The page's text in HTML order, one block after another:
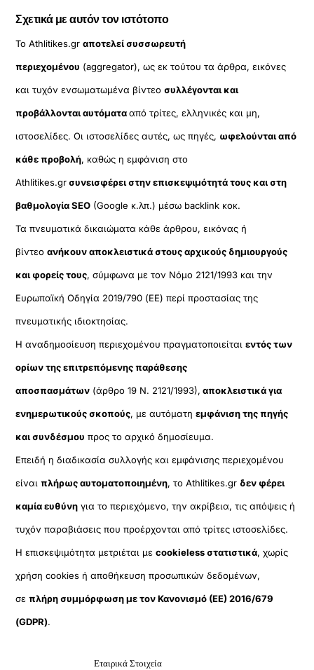
Σχετικά με αυτόν τον ιστότοπο
Το Athlitikes.grαποτελεί συσσωρευτή
περιεχομένου (aggregator), ως εκ τούτου τα άρθρα, εικόνες
και τυχόν ενσωματωμένα βίντεοσυλλέγονται και
προβάλλονται αυτόματααπό τρίτες, ελληνικές και μη,
ιστοσελίδες. Οι ιστοσελίδες αυτές, ως πηγές, ωφελούνται από
κάθε προβολή, καθώς η εμφάνιση στο
Athlitikes.grσυνεισφέρει στην επισκεψιμότητά τους και στη
βαθμολογία SEO (Google κ.λπ.) μέσω backlink κοκ.
Τα πνευματικά δικαιώματα κάθε άρθρου, εικόνας ή
βίντεοανήκουν αποκλειστικά στους αρχικούς δημιουργούς
και φορείς τους, σύμφωνα με τον Νόμο 2121/1993 και την
Ευρωπαϊκή Οδηγία 2019/790 (ΕΕ) περί προστασίας της
πνευματικής ιδιοκτησίας.
Η αναδημοσίευση περιεχομένου πραγματοποιείταιεντός των
ορίων της επιτρεπόμενης παράθεσης
αποσπασμάτων (άρθρο 19 Ν. 2121/1993), αποκλειστικά για
ενημερωτικούς σκοπούς, με αυτόματηεμφάνιση της πηγής
και συνδέσμου προς το αρχικό δημοσίευμα.
Επειδή η διαδικασία συλλογής και εμφάνισης περιεχομένου
είναιπλήρως αυτοματοποιημένη, το Athlitikes.gr δεν φέρει
καμία ευθύνη για το περιεχόμενο, την ακρίβεια, τις απόψεις ή
τυχόν παραβιάσεις που προέρχονται από τρίτες ιστοσελίδες.
Η επισκεψιμότητα μετριέται μεcookieless στατιστικά, χωρίς
χρήση cookies ή αποθήκευση προσωπικών δεδομένων,
σεπλήρη συμμόρφωση με τον Κανονισμό (ΕΕ) 2016/679
(GDPR).
Εταιρικά Στοιχεία